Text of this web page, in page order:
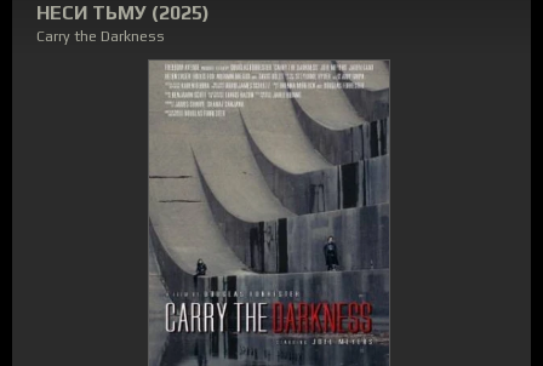
НЕСИ ТЬМУ (2025)
Carry the Darkness